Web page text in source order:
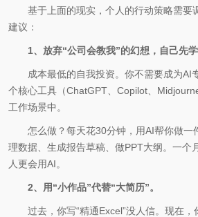
基于上面的现实，个人的行动策略需要
建议：
1、放弃“公司会教我”的幻想，自己先学
成本最低的自我投资。你不需要成为AI
个核心工具（ChatGPT、Copilot、
工作场景中。
怎么做？每天花30分钟，用AI帮你做一
理数据、生成报告草稿、做PPT大纲。一个
人更会用AI。
2、用“小作品”代替“大简历”。
过去，你写“精通Excel”没人信。现在